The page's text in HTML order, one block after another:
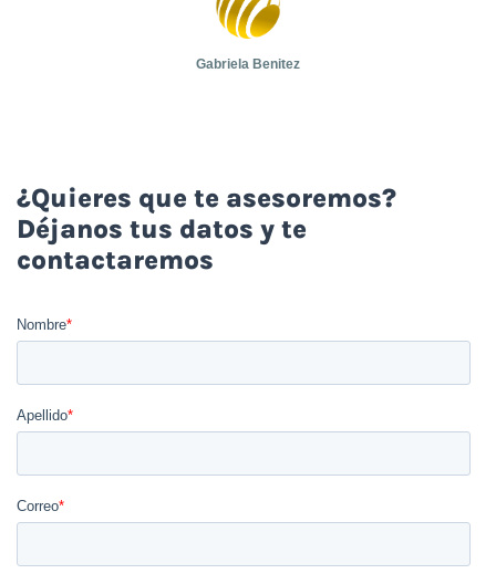
Gabriela Benitez
¿Quieres que te asesoremos?
Déjanos tus datos y te
contactaremos